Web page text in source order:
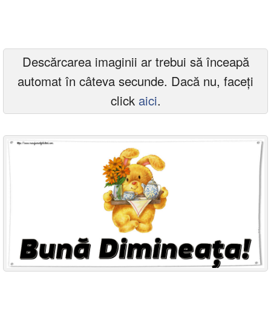
Felicitari muzicale personalizate
Conecteaza-te
Descărcarea imaginii ar trebui să înceapă
automat în câteva secunde. Dacă nu, faceți
click aici.